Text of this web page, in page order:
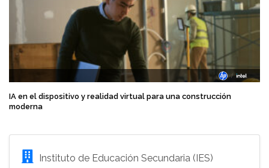
IA en el dispositivo y realidad virtual para una construcción
moderna
Instituto de Educación Secundaria (IES)